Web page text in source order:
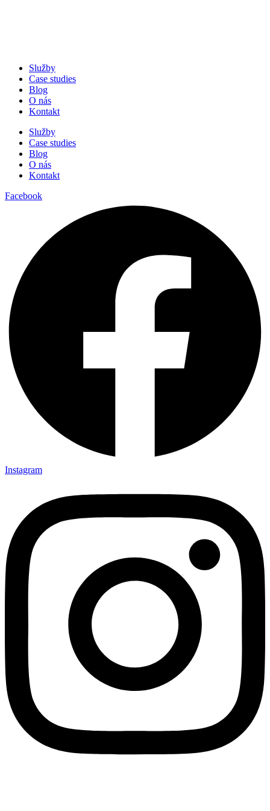
Služby
Case studies
Blog
O nás
Kontakt
Služby
Case studies
Blog
O nás
Kontakt
Facebook
Instagram